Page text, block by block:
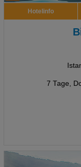
Hotelinfo
7 Tage,